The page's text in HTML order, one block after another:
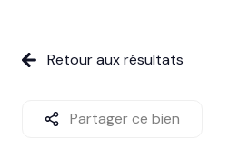
vendre
société
Retour aux résultats
Partager ce bien